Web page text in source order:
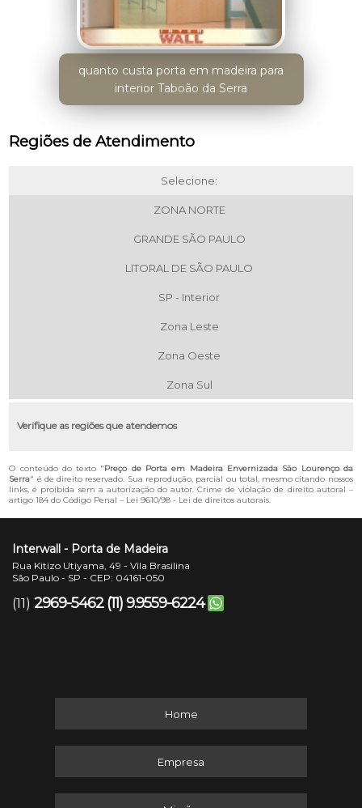
quanto custa porta em madeira para
interior Taboão da Serra
Regiões de Atendimento
Selecione:
ZONA NORTE
GRANDE SÃO PAULO
LITORAL DE SÃO PAULO
SP - Interior
Zona Leste
Zona Oeste
Zona Sul
Verifique as regiões que atendemos
O conteúdo do texto "Preço de Porta em Madeira Envernizada São Lourenço da
Serra" é de direito reservado. Sua reprodução, parcial ou total, mesmo citando nossos
links, é proibida sem a autorização do autor. Crime de violação de direito autoral –
artigo 184 do Código Penal – Lei 9610/98 - Lei de direitos autorais.
Interwall - Porta de Madeira
Rua Kitizo Utiyama, 49 - Vila Brasilina
São Paulo - SP - CEP: 04161-050
(11) 2969-5462 (11) 9.9559-6224
Home
Empresa